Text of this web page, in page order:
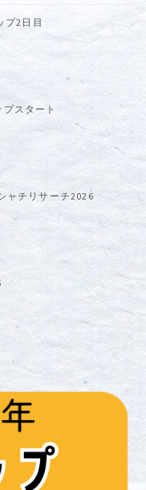
プ2日目
スタート
ャチリサーチ2026